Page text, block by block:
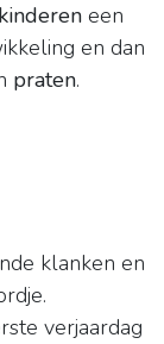
kinderen een
en dan
praten.
klanken en
verjaardag